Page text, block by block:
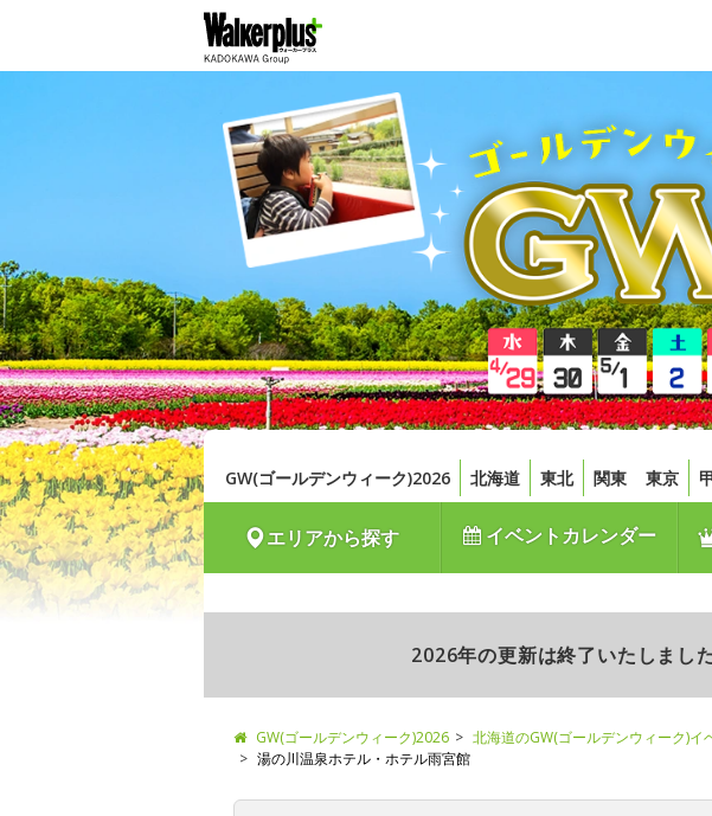
GW(ゴールデンウィーク)2026 北海道 東北 関東 東京
エリアから探す イベントカレンダー
2026年の更新は終了いたしまし
GW(ゴールデンウィーク)2026 北海道のGW(ゴールデンウィーク)イ
湯の川温泉ホテル・ホテル雨宮館